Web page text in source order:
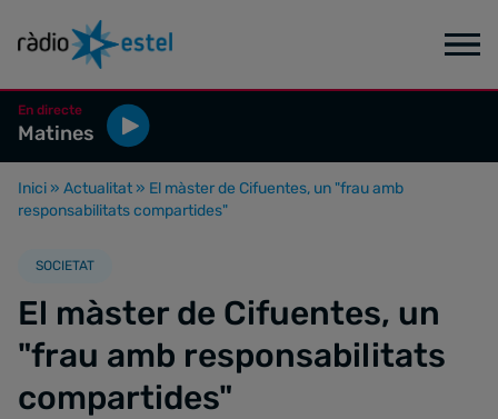
En directe
Matines
Inici » Actualitat » El màster de Cifuentes, un "frau amb
responsabilitats compartides"
SOCIETAT
El màster de Cifuentes, un
"frau amb responsabilitats
compartides"